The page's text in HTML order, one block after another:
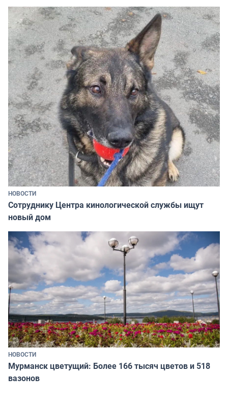
НОВОСТИ
Сотруднику Центра кинологической службы ищут
новый дом
НОВОСТИ
Мурманск цветущий: Более 166 тысяч цветов и 518
вазонов